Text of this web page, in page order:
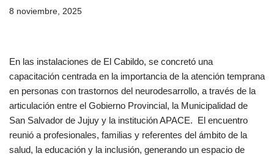
8 noviembre, 2025
En las instalaciones de El Cabildo, se concretó una
capacitación centrada en la importancia de la atención temprana
en personas con trastornos del neurodesarrollo, a través de la
articulación entre el Gobierno Provincial, la Municipalidad de
San Salvador de Jujuy y la institución APACE. El encuentro
reunió a profesionales, familias y referentes del ámbito de la
salud, la educación y la inclusión, generando un espacio de